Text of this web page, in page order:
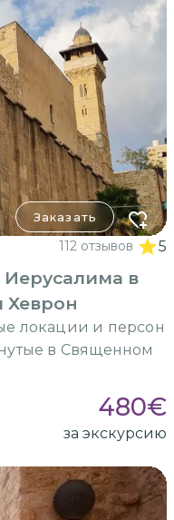
Заказать
112 отзывов 5
Иерусалима в
Хеврон
локации и персон
в Священном
480€
за экскурсию